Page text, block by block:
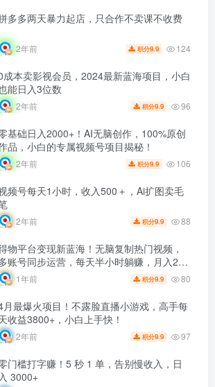
多多两天暴力起店，只合作不卖课不收费
2年前 积分9.9 124
成本卖影视会员，2024最新蓝海项目，小白
能日入3位数
2年前 积分9.9 96
基础日入2000+！AI无脑创作，100%原创
品，小白的专属视频号项目揭秘！
2年前 积分9.9 106
频号每天1小时，收入500＋，Ai扩图卖毛
2年前 积分9.9 88
物平台变现新蓝海！无脑复制热门视频，
账号同步运营，每天半小时躺赚，月入2万
姆级教程
1年前 积分9.9 80
月最爆火项目！不露脸直播小游戏，高手每
收益3800+，小白上手快！
2年前 积分9.9 97
门槛打字赚！5 秒 1 单，告别慢收入，日
入 3000+